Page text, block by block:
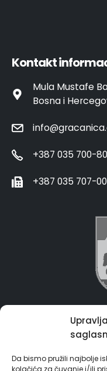
Da bismo pružili najbolje
Kontakt
Mula Mustafe
Bosna i
+387 035 700-
+387 035 707-
Usluge za građane